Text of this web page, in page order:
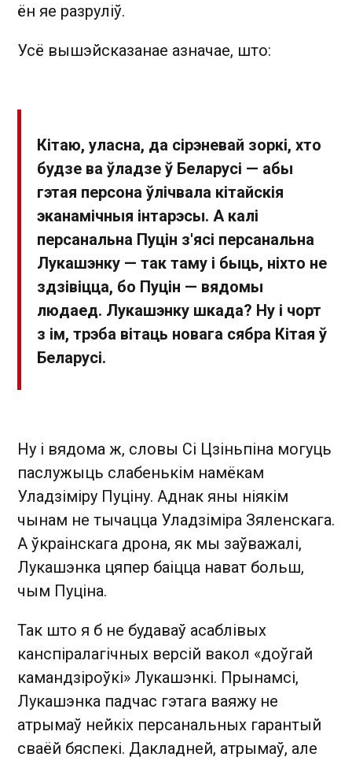
ён яе разруліў.
Усё вышэйсказанае азначае, што:
Кітаю, уласна, да сірэневай зоркі, хто
будзе ва ўладзе ў Беларусі — абы
гэтая персона ўлічвала кітайскія
эканамічныя інтарэсы. А калі
персанальна Пуцін з'ясі персанальна
Лукашэнку — так таму і быць, ніхто не
здзівіцца, бо Пуцін — вядомы
людаед. Лукашэнку шкада? Ну і чорт
з ім, трэба вітаць новага сябра Кітая ў
Беларусі.
Ну і вядома ж, словы Сі Цзіньпіна могуць
паслужыць слабенькім намёкам
Уладзіміру Пуціну. Аднак яны ніякім
чынам не тычацца Уладзіміра Зяленскага.
А ўкраінскага дрона, як мы заўважалі,
Лукашэнка цяпер баіцца нават больш,
чым Пуціна.
Так што я б не будаваў асаблівых
канспіралагічных версій вакол «доўгай
камандзіроўкі» Лукашэнкі. Прынамсі,
Лукашэнка падчас гэтага ваяжу не
атрымаў нейкіх персанальных гарантый
сваёй бяспекі. Дакладней, атрымаў, але